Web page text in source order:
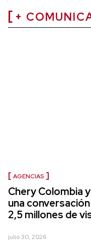
+
AGENCIAS
Chery Colombia
una
2,5 millones de
julio 30, 2026